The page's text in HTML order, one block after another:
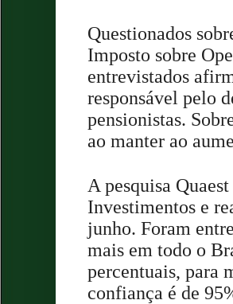
Questionados
Imposto sobre
entrevistados
responsável pelo
pensionistas.
ao manter ao
A pesquisa
Investimentos e
junho. Foram
mais em todo o
percentuais, para
confiança é de